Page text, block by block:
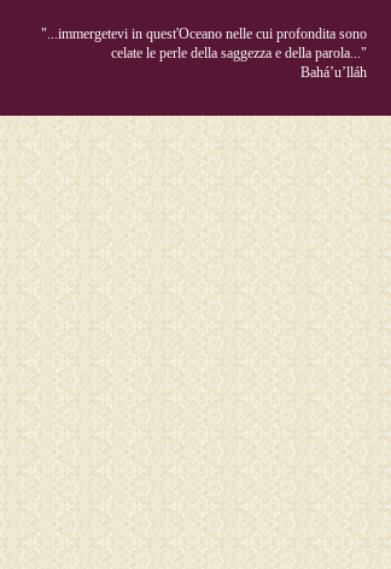
"...immergetevi in quest'Oceano nelle cui profondita sono
celate le perle della saggezza e della parola..."
Bahá’u’lláh